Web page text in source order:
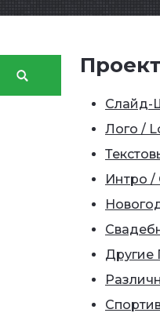
Слайд-
Лого /
Интро /
Другие